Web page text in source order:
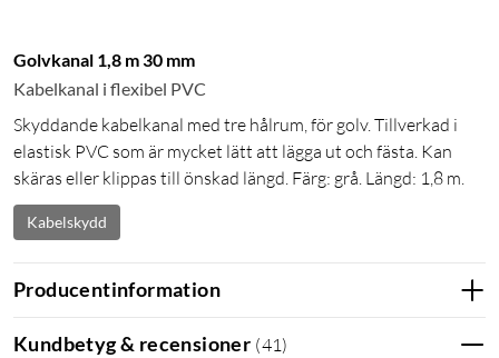
Golvkanal 1,8 m 30 mm
Kabelkanal i flexibel PVC
Skyddande kabelkanal med tre hålrum, för golv. Tillverkad i
elastisk PVC som är mycket lätt att lägga ut och fästa. Kan
skäras eller klippas till önskad längd. Färg: grå. Längd: 1,8 m.
Kabelskydd
Producentinformation
Kundbetyg & recensioner (41)